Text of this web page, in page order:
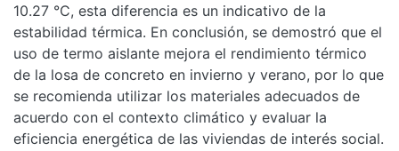
10.27 °C, esta diferencia es un indicativo de la
estabilidad térmica. En conclusión, se demostró que el
uso de termo aislante mejora el rendimiento térmico
de la losa de concreto en invierno y verano, por lo que
se recomienda utilizar los materiales adecuados de
acuerdo con el contexto climático y evaluar la
eficiencia energética de las viviendas de interés social.